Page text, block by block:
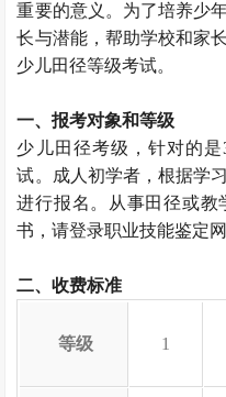
重要的意义。为了培养少
长与潜能，帮助学校和家
少儿田径等级考试。
一、报考对象和等级
少儿田径考级，针对的
试。成人初学者，根据学
进行报名。从事田径或教
书，请登录职业技能鉴定网
二、收费标准
等级 1